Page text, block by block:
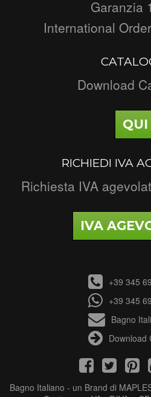
Garanzia
International
Download
QUI
RICHIEDI IVA
Richiesta IVA
IVA
+39 345
+39 345
Bagno
Download
Bagno Italiano - un Brand di